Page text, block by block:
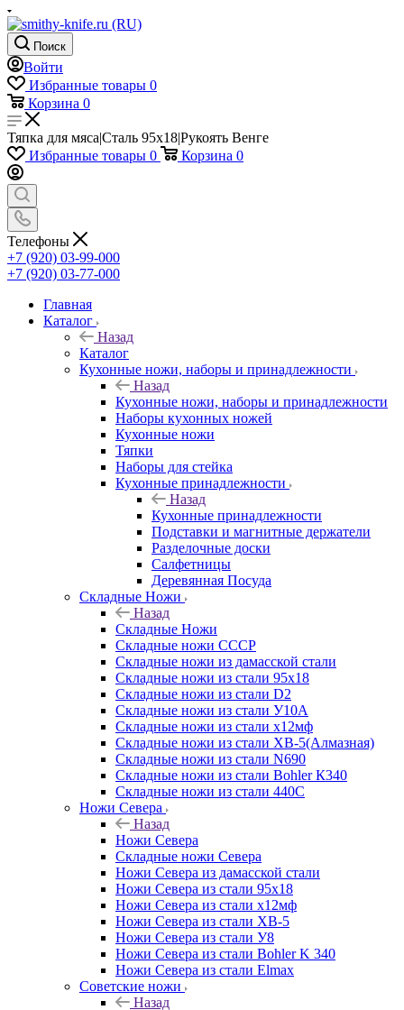
Поиск
Войти
Избранные товары 0
Корзина 0
Тяпка для мяса|Сталь 95х18|Рукоять Венге
Избранные товары 0 Корзина 0
Телефоны
+7 (920) 03-99-000
+7 (920) 03-77-000
Главная
Каталог
Назад
Каталог
Кухонные ножи, наборы и принадлежности
Назад
Кухонные ножи, наборы и принадлежности
Наборы кухонных ножей
Кухонные ножи
Тяпки
Наборы для стейка
Кухонные принадлежности
Назад
Кухонные принадлежности
Подставки и магнитные держатели
Разделочные доски
Салфетницы
Деревянная Посуда
Складные Ножи
Назад
Складные Ножи
Cкладные ножи СССР
Складные ножи из дамасской стали
Складные ножи из стали 95х18
Складные ножи из стали D2
Складные ножи из стали У10А
Складные ножи из стали х12мф
Складные ножи из стали ХВ-5(Алмазная)
Складные ножи из стали N690
Складные ножи из стали Bohler К340
Складные ножи из стали 440С
Ножи Севера
Назад
Ножи Севера
Складные ножи Севера
Ножи Севера из дамасской стали
Ножи Севера из стали 95х18
Ножи Севера из стали х12мф
Ножи Севера из стали ХВ-5
Ножи Севера из стали У8
Ножи Севера из стали Bohler K 340
Ножи Севера из стали Elmax
Советские ножи
Назад